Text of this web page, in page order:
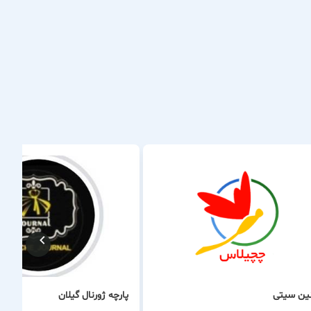
سیتی پارچه ژورنال گیلان